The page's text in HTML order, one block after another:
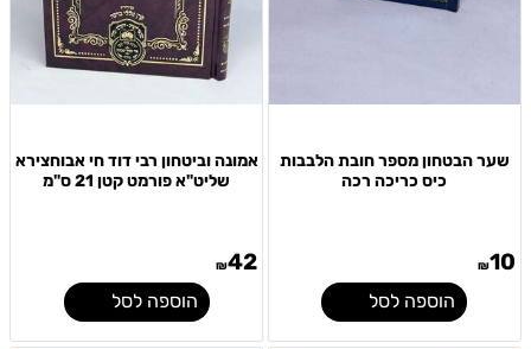
שער הבטחון מספר חובת הלבבות
כיס כריכה רכה
₪10
הוספה לסל
אמונה וביטחון רבי דוד חי אבוחצירא
שליט"א פורמט קטן 21 ס"מ
₪42
הוספה לסל